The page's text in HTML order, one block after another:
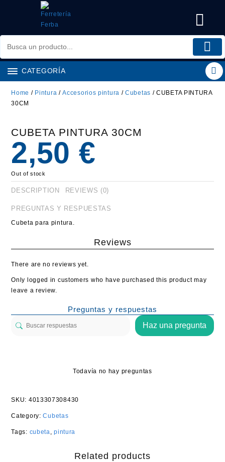
CATEGORÍA
Home / Pintura /Accesorios pintura /Cubetas / CUBETA PINTURA
30CM
CUBETA PINTURA 30CM
2,50 €
Out of stock
DESCRIPTION REVIEWS (0)
PREGUNTAS Y RESPUESTAS
Cubeta para pintura.
Reviews
There are no reviews yet.
Only logged in customers who have purchased this product may
leave a review.
Preguntas y respuestas
Haz una pregunta
Todavía no hay preguntas
SKU: 4013307308430
Category:Cubetas
Tags: cubeta,pintura
Related products